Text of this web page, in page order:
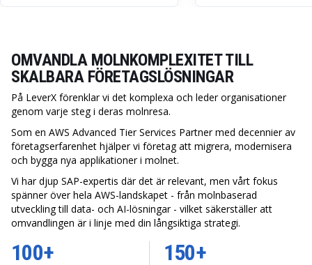
OMVANDLA MOLNKOMPLEXITET TILL
SKALBARA FÖRETAGSLÖSNINGAR
På LeverX förenklar vi det komplexa och leder organisationer
genom varje steg i deras molnresa.
Som en AWS Advanced Tier Services Partner med decennier av
företagserfarenhet hjälper vi företag att migrera, modernisera
och bygga nya applikationer i molnet.
Vi har djup SAP-expertis där det är relevant, men vårt fokus
spänner över hela AWS-landskapet - från molnbaserad
utveckling till data- och AI-lösningar - vilket säkerställer att
omvandlingen är i linje med din långsiktiga strategi.
100+ 150+